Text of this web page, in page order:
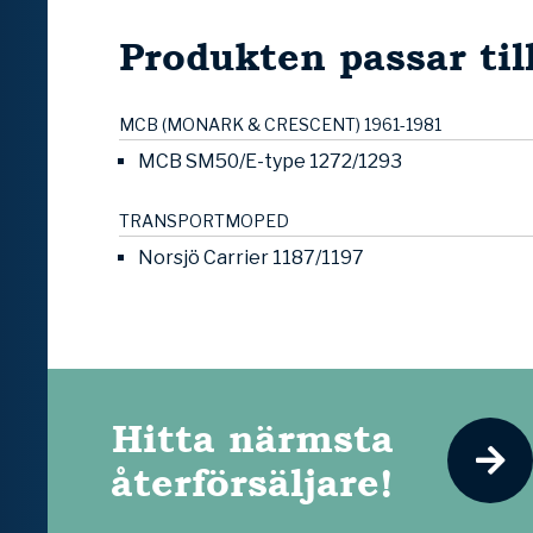
Produkten passar
MCB (MONARK & CRESCENT) 1961-1981
MCB SM50/E-type 1272/1293
TRANSPORTMOPED
Norsjö Carrier 1187/1197
Hitta närmsta
återförsäljare!